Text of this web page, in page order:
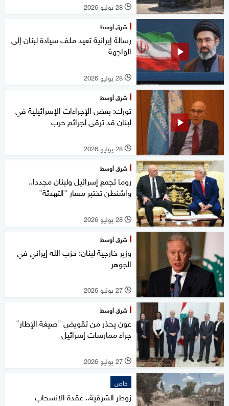
l 28 يوليو 2026
شرق أوسط
رسالة إيرانية تعيد ملف سيادة لبنان إلى
الواجهة
l 28 يوليو 2026
شرق أوسط
تورك: بعض الإجراءات الإسرائيلية في
لبنان قد ترقى لجرائم حرب
l 28 يوليو 2026
شرق أوسط
روما تجمع إسرائيل ولبنان مجددا..
واشنطن تختبر مسار "التهدئة"
l 28 يوليو 2026
شرق أوسط
وزير خارجية لبنان: حزب الله إيراني في
الجوهر
l 27 يوليو 2026
شرق أوسط
عون يحذر من تقويض "صيغة الإطار"
جراء ممارسات إسرائيل
l 27 يوليو 2026
خاص
زوطر الشرقية.. عقدة الانسحاب